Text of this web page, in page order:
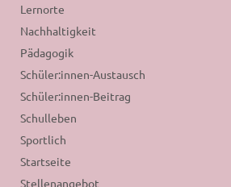
Lernorte
Nachhaltigkeit
Pädagogik
Schüler:innen-Austausch
Schüler:innen-Beitrag
Schulleben
Sportlich
Startseite
Stellenangebot